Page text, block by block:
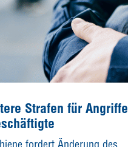
Strafen für Angriffe